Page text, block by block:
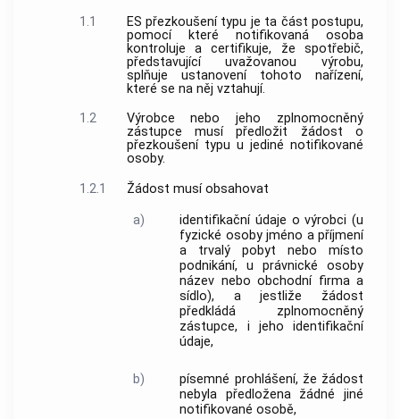
1.1
ES přezkoušení typu je ta část postupu,
pomocí které notifikovaná osoba
kontroluje a certifikuje, že spotřebič,
představující uvažovanou výrobu,
splňuje ustanovení tohoto nařízení,
které se na něj vztahují.
1.2
Výrobce nebo jeho zplnomocněný
zástupce musí předložit žádost o
přezkoušení typu u jediné notifikované
osoby.
1.2.1
Žádost musí obsahovat
a) identifikační údaje ovýrobci (u
fyzické osoby jméno a příjmení
a trvalý pobyt nebo místo
podnikání, u právnické osoby
název nebo obchodní firma a
sídlo), a jestliže žádost
předkládá zplnomocněný
zástupce, i jeho identifikační
údaje,
b)
písemné prohlášení, že žádost
nebyla předložena žádné jiné
notifikované osobě,